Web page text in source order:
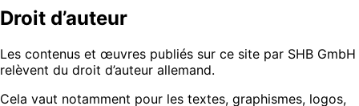
Droit d’auteur
Les contenus et œuvres publiés sur ce site par SHB GmbH
relèvent du droit d’auteur allemand.
Cela vaut notamment pour les textes, graphismes, logos,